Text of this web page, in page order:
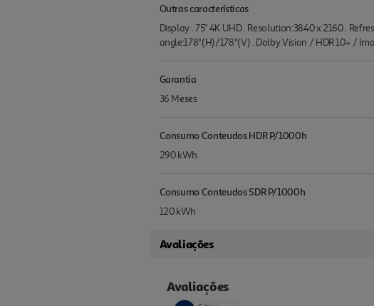
Outras características
Display . 75" 4K UHD . Resolution:3840 x 2160 .
angle:178°(H)/178°(V) . Dolby Vision / HDR 10+ /
Garantia
36 Meses
Consumo Conteudos HDR P/1000h
290 kWh
Consumo Conteudos SDR P/1000h
120 kWh
Avaliações